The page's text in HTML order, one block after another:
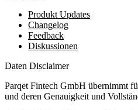
Produkt Updates
Changelog
Feedback
Diskussionen
Daten Disclaimer
Parqet Fintech GmbH übernimmt
und deren Genauigkeit und